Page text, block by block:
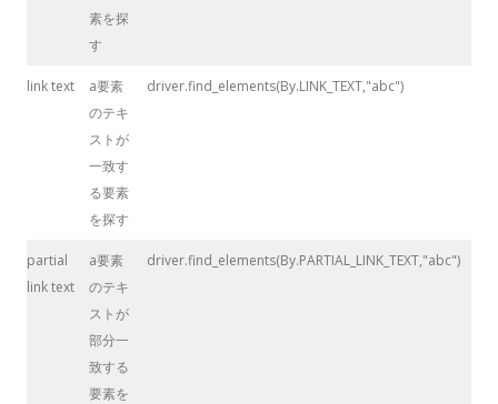
素を探
す
link text
a要素
のテキ
ストが
一致す
る要素
を探す
driver.find_elements(By.LINK_TEXT,"abc")
partial
link text
a要素
のテキ
ストが
部分一
致する
要素を
driver.find_elements(By.PARTIAL_LINK_TEXT,"abc")